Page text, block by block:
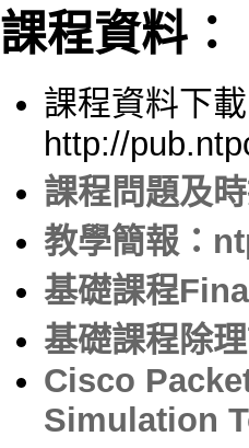
課程資料：
課程資料下
http://
課程問題及
教學簡報：
基礎課程
基礎課程除
Cisco
Simulation